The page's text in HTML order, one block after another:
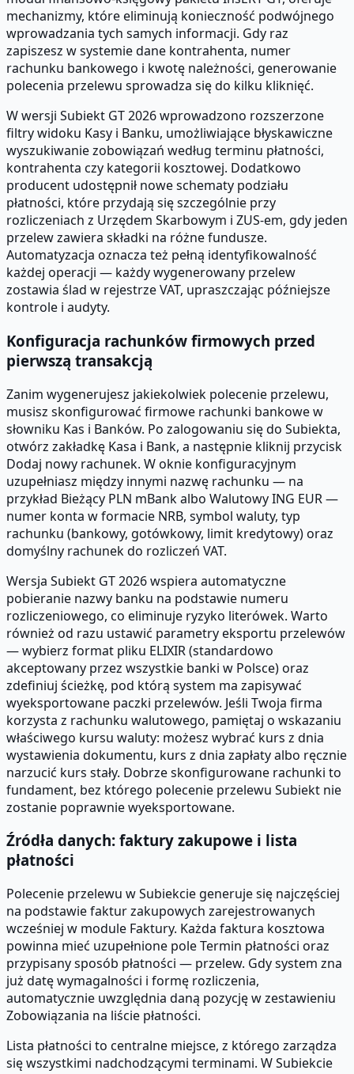
mechanizmy, które eliminują konieczność podwójnego
wprowadzania tych samych informacji. Gdy raz
zapiszesz w systemie dane kontrahenta, numer
rachunku bankowego i kwotę należności, generowanie
polecenia przelewu sprowadza się do kilku kliknięć.
W wersji Subiekt GT 2026 wprowadzono rozszerzone
filtry widoku Kasy i Banku, umożliwiające błyskawiczne
wyszukiwanie zobowiązań według terminu płatności,
kontrahenta czy kategorii kosztowej. Dodatkowo
producent udostępnił nowe schematy podziału
płatności, które przydają się szczególnie przy
rozliczeniach z Urzędem Skarbowym i ZUS-em, gdy jeden
przelew zawiera składki na różne fundusze.
Automatyzacja oznacza też pełną identyfikowalność
każdej operacji — każdy wygenerowany przelew
zostawia ślad w rejestrze VAT, upraszczając późniejsze
kontrole i audyty.
Konfiguracja rachunków firmowych przed
pierwszą transakcją
Zanim wygenerujesz jakiekolwiek polecenie przelewu,
musisz skonfigurować firmowe rachunki bankowe w
słowniku Kas i Banków. Po zalogowaniu się do Subiekta,
otwórz zakładkę Kasa i Bank, a następnie kliknij przycisk
Dodaj nowy rachunek. W oknie konfiguracyjnym
uzupełniasz między innymi nazwę rachunku — na
przykład Bieżący PLN mBank albo Walutowy ING EUR —
numer konta w formacie NRB, symbol waluty, typ
rachunku (bankowy, gotówkowy, limit kredytowy) oraz
domyślny rachunek do rozliczeń VAT.
Wersja Subiekt GT 2026 wspiera automatyczne
pobieranie nazwy banku na podstawie numeru
rozliczeniowego, co eliminuje ryzyko literówek. Warto
również od razu ustawić parametry eksportu przelewów
— wybierz format pliku ELIXIR (standardowo
akceptowany przez wszystkie banki w Polsce) oraz
zdefiniuj ścieżkę, pod którą system ma zapisywać
wyeksportowane paczki przelewów. Jeśli Twoja firma
korzysta z rachunku walutowego, pamiętaj o wskazaniu
właściwego kursu waluty: możesz wybrać kurs z dnia
wystawienia dokumentu, kurs z dnia zapłaty albo ręcznie
narzucić kurs stały. Dobrze skonfigurowane rachunki to
fundament, bez którego polecenie przelewu Subiekt nie
zostanie poprawnie wyeksportowane.
Źródła danych: faktury zakupowe i lista
płatności
Polecenie przelewu w Subiekcie generuje się najczęściej
na podstawie faktur zakupowych zarejestrowanych
wcześniej w module Faktury. Każda faktura kosztowa
powinna mieć uzupełnione pole Termin płatności oraz
przypisany sposób płatności — przelew. Gdy system zna
już datę wymagalności i formę rozliczenia,
automatycznie uwzględnia daną pozycję w zestawieniu
Zobowiązania na liście płatności.
Lista płatności to centralne miejsce, z którego zarządza
się wszystkimi nadchodzącymi terminami. W Subiekcie